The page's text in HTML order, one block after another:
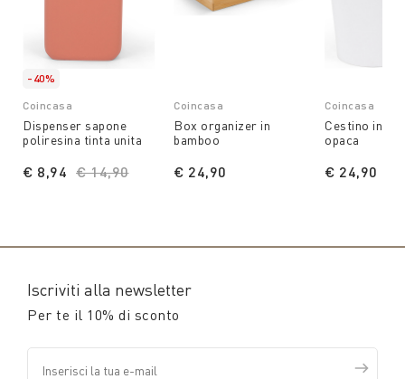
-40%
Coincasa
Dispenser sapone
poliresina tinta unita
Price reduced from
€ 14,90to
€ 8,94
Coincasa
Box organizer in
bamboo
€ 24,90
Coincasa
Cestino in
opaca
€ 24,90
Iscriviti alla newsletter
Per te il 10% di sconto